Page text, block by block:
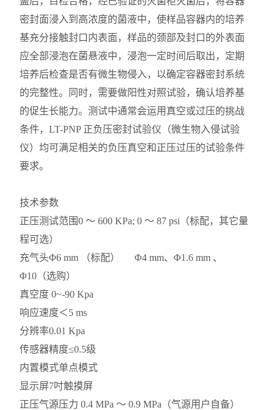
密封面浸入到高浓度的菌液中，使样品容器内的培养
基充分接触封口内表面，样品的颈部及封口的外表面
应全部浸泡在菌悬液中，浸泡一定时间后取出，定期
培养后检查是否有微生物侵入，以确定容器密封系统
的完整性。同时，需要做阳性对照试验，确认培养基
的促生长能力。测试中通常会运用真空或过压的挑战
条件，LT-PNP 正负压密封试验仪（微生物入侵试验
仪）均可满足相关的负压真空和正压过压的试验条件
要求。
技术参数
正压测试范围0 ～ 600 KPa; 0 ～ 87 psi（标配，其它量
程可选）
充气头Φ6 mm （标配） Φ4 mm、Φ1.6 mm 、
Φ10（选购）
真空度0~-90 Kpa
响应速度＜5 ms
分辨率0.01 Kpa
传感器精度≤0.5级
内置模式单点模式
显示屏7吋触摸屏
正压气源压力0.4 MPa ～ 0.9 MPa（气源用户自备）